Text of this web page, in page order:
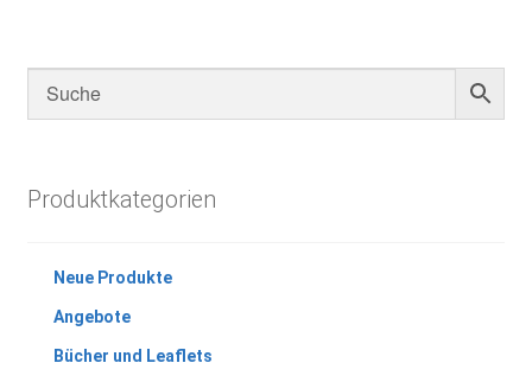
Produktkategorien
Neue Produkte
Angebote
Bücher und Leaflets